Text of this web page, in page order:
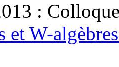
:
et W-